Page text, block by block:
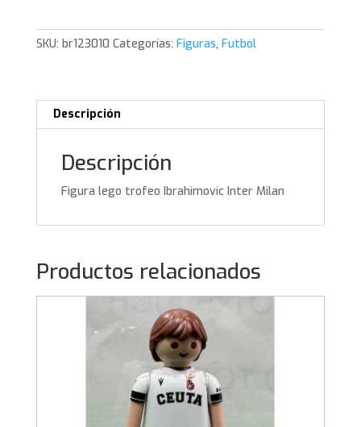
Inter
SKU: br123010 Categorías: Figuras, Futbol
Descripción
Descripción
Figura lego trofeo Ibrahimovic Inter Milan
Productos relacionados